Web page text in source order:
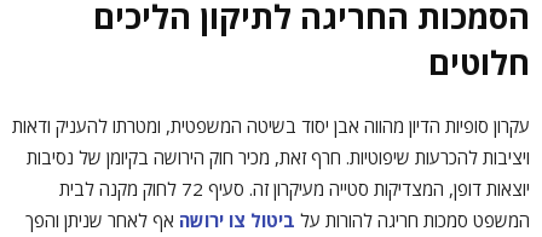
הסמכות החריגה לתיקון הליכים
חלוטים
עקרון סופיות הדיון מהווה אבן יסוד בשיטה המשפטית, ומטרתו להעניק ודאות
ויציבות להכרעות שיפוטיות. חרף זאת, מכיר חוק הירושה בקיומן של נסיבות
יוצאות דופן, המצדיקות סטייה מעיקרון זה. סעיף 72 לחוק מקנה לבית
המשפט סמכות חריגה להורות על ביטול צו ירושה אף לאחר שניתן והפך